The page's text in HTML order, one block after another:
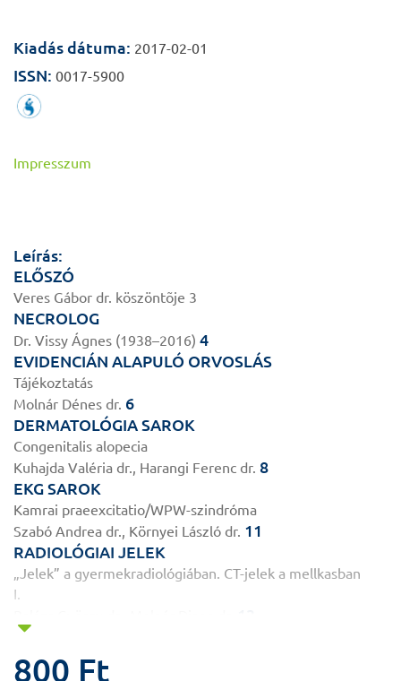
Kiadás dátuma: 2017-02-01
ISSN: 0017-5900
Impresszum
Leírás:
ELŐSZÓ
Veres Gábor dr. köszöntõje 3
NECROLOG
Dr. Vissy Ágnes (1938–2016) 4
EVIDENCIÁN ALAPULÓ ORVOSLÁS
Tájékoztatás
Molnár Dénes dr. 6
DERMATOLÓGIA SAROK
Congenitalis alopecia
Kuhajda Valéria dr., Harangi Ferenc dr. 8
EKG SAROK
Kamrai praeexcitatio/WPW-szindróma
Szabó Andrea dr., Környei László dr. 11
RADIOLÓGIAI JELEK
„Jelek” a gyermekradiológiában. CT-jelek a mellkasban
I.
ANYAGCSERE SAROK
Biotinidázhiány
800 Ft